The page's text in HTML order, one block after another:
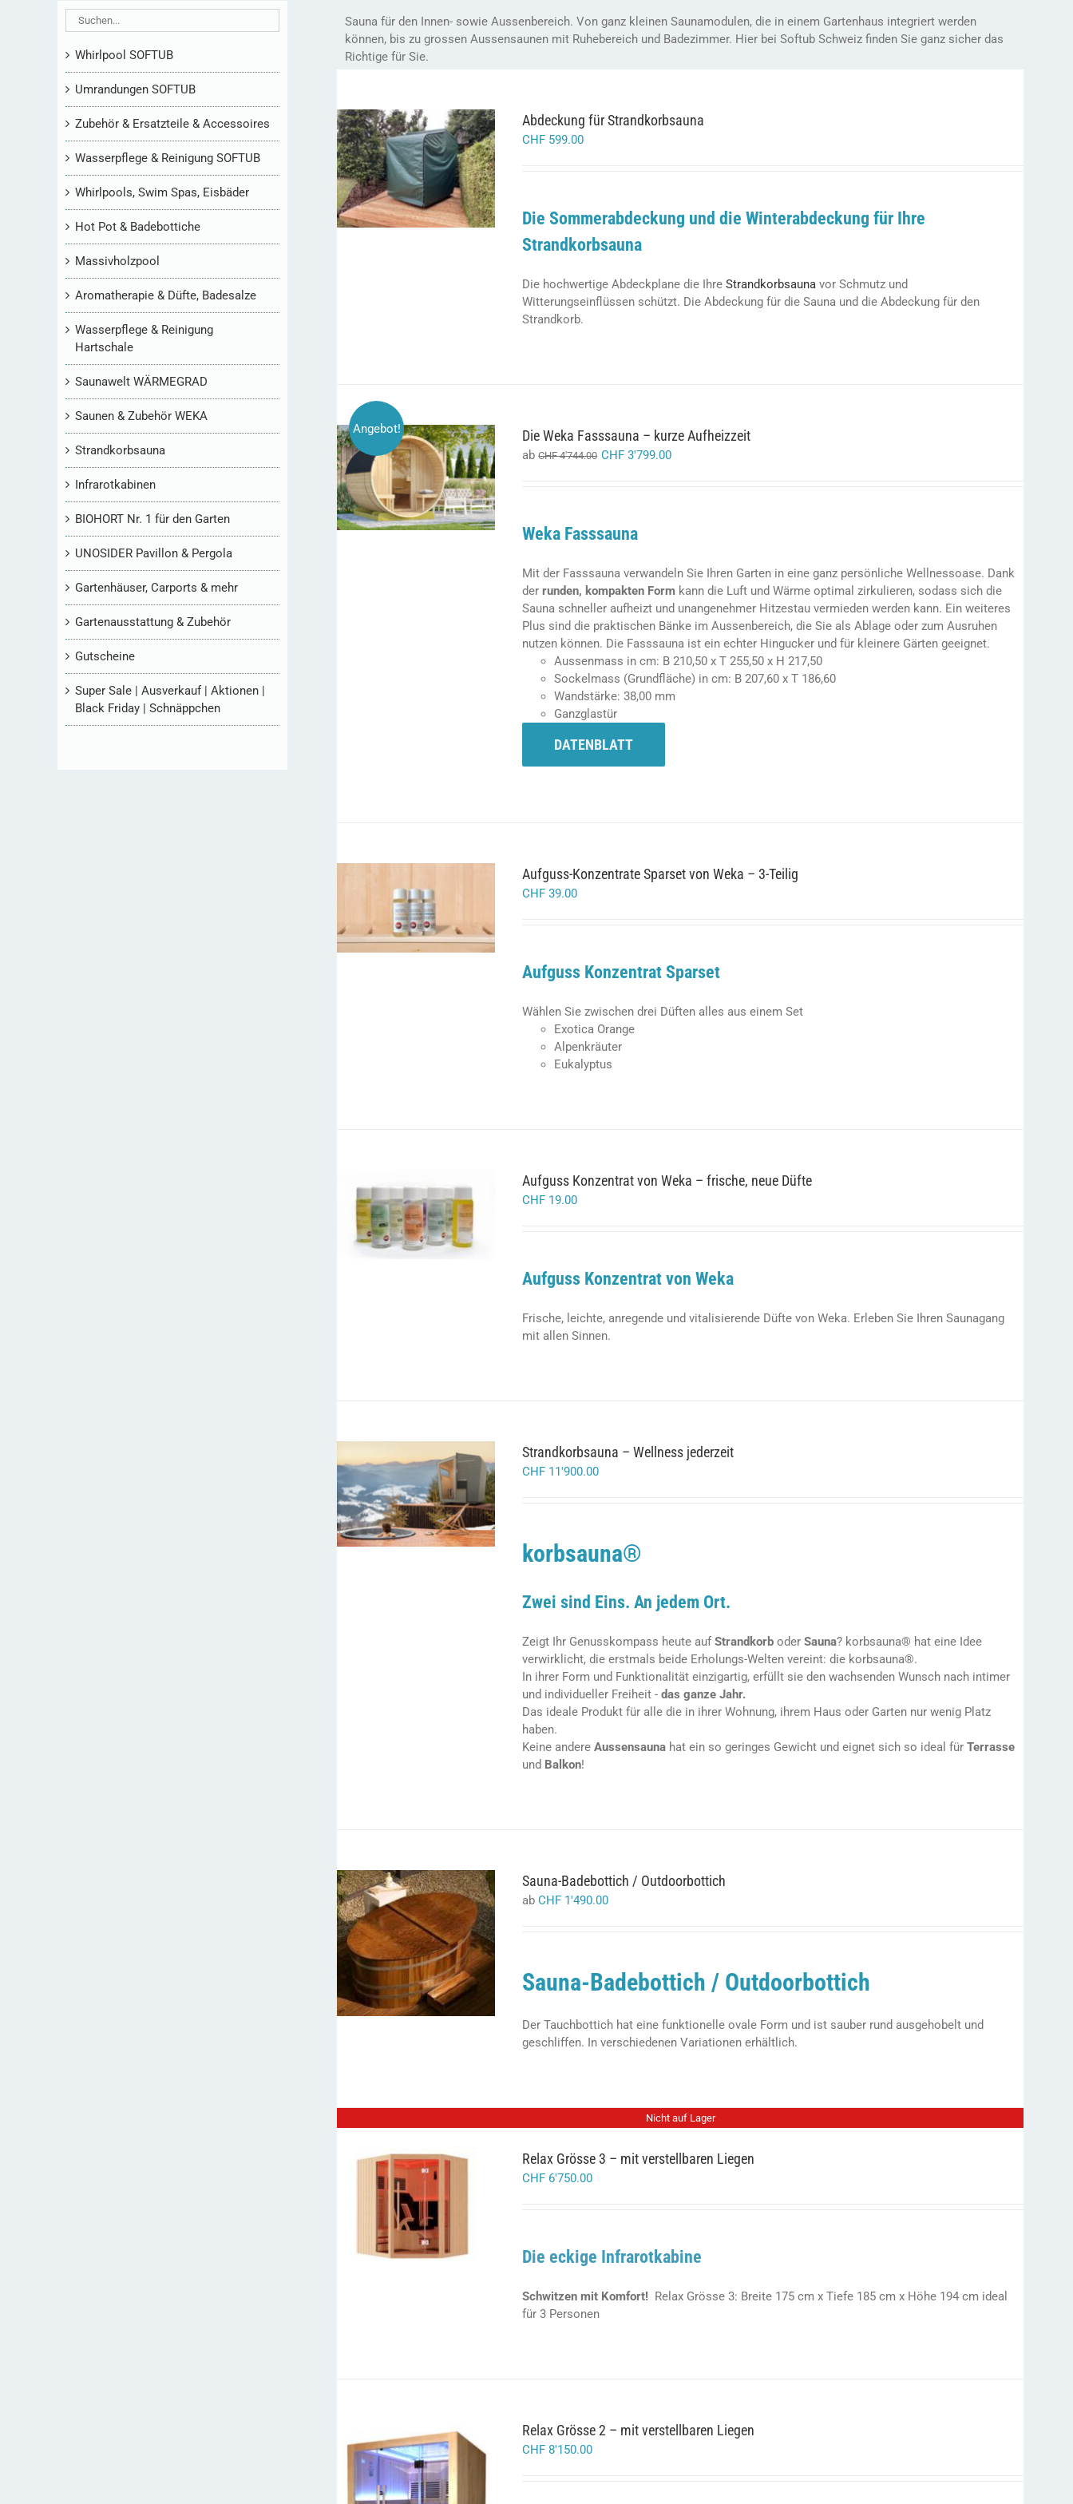
Sauna für den Innen- sowie Aussenbereich. Von ganz kleinen Saunamodulen, die in einem Gartenhaus integriert werden
können, bis zu grossen Aussensaunen mit Ruhebereich und Badezimmer. Hier bei Softub Schweiz finden Sie ganz sicher das
Richtige für Sie.
IN DEN WARENKORB /
DETAILS
Abdeckung für Strandkorbsauna
CHF 599.00
Die Sommerabdeckung und die Winterabdeckung für Ihre
Strandkorbsauna
Die hochwertige Abdeckplane die IhreStrandkorbsauna vor Schmutz und
Witterungseinflüssen schützt. Die Abdeckung für die Sauna und die Abdeckung für den
Strandkorb.
Angebot!
AUSFÜHRUNG WÄHLEN
DIESES
PRODUKT
WEIST
MEHRERE
/ DETAILS
Die Weka Fasssauna – kurze Aufheizzeit
abCHF4'744.00 CHF 3'799.00
Weka Fasssauna
Mit der Fasssauna verwandeln Sie Ihren Garten in eine ganz persönliche Wellnessoase. Dank
derrunden, kompakten Form kann die Luft und Wärme optimal zirkulieren, sodass sich die
Sauna schneller aufheizt und unangenehmer Hitzestau vermieden werden kann. Ein weiteres
Plus sind die praktischen Bänke im Aussenbereich, die Sie als Ablage oder zum Ausruhen
nutzen können. Die Fasssauna ist ein echter Hingucker und für kleinere Gärten geeignet.
Aussenmass in cm: B 210,50 x T 255,50 x H 217,50
Sockelmass (Grundfläche) in cm: B 207,60 x T 186,60
Wandstärke: 38,00 mm
Ganzglastür
DATENBLATT
IN DEN WARENKORB
DETAILS
Aufguss-Konzentrate Sparset von Weka – 3-Teilig
CHF 39.00
Aufguss Konzentrat Sparset
Wählen Sie zwischen drei Düften alles aus einem Set
Exotica Orange
Alpenkräuter
Eukalyptus
AUSFÜHRUNG WÄHLEN
DIESES
PRODUKT
WEIST
/ DETAILS
Aufguss Konzentrat von Weka – frische, neue Düfte
CHF 19.00
Aufguss Konzentrat von Weka
Frische, leichte, anregende und vitalisierende Düfte von Weka. Erleben Sie Ihren Saunagang
mit allen Sinnen.
IN DEN WARENKORB /
DETAILS
Strandkorbsauna – Wellness jederzeit
CHF 11'900.00
korbsauna®
Zwei sind Eins. An jedem Ort.
Zeigt Ihr Genusskompass heute aufStrandkorb oderSauna? korbsauna® hat eine Idee
verwirklicht,die erstmals beide Erholungs-Welten vereint: die korbsauna®.
In ihrer Form und Funktionalität einzigartig, erfüllt sie den wachsenden Wunsch nach intimer
und individueller Freiheit -das ganze Jahr.
Das ideale Produkt für alle die in ihrer Wohnung, ihrem Haus oder Garten nur wenig Platz
haben.
Keine andereAussensauna hat ein so geringes Gewicht und eignet sich so ideal fürTerrasse
und Balkon!
AUSFÜHRUNG WÄHLEN
DIESES
PRODUKT
WEIST
MEHRERE
VARIANTEN
PRODUKTSEITE
DETAILS
Sauna-Badebottich / Outdoorbottich
abCHF 1'490.00
Sauna-Badebottich / Outdoorbottich
Der Tauchbottich hat eine funktionelle ovale Form und ist sauber rund ausgehobelt und
geschliffen. In verschiedenen Variationen erhältlich.
Nicht auf Lager
DETAILS
Relax Grösse 3 – mit verstellbaren Liegen
CHF 6'750.00
Die eckige Infrarotkabine
Schwitzen mit Komfort! Relax Grösse 3: Breite 175 cm x Tiefe 185 cm x Höhe 194 cm ideal
für 3 Personen
Relax Grösse 2 – mit verstellbaren Liegen
CHF 8'150.00
Whirlpool SOFTUB
Umrandungen SOFTUB
Zubehör & Ersatzteile & Accessoires
Wasserpflege & Reinigung SOFTUB
Whirlpools, Swim Spas, Eisbäder
Hot Pot & Badebottiche
Massivholzpool
Aromatherapie & Düfte, Badesalze
Wasserpflege & Reinigung
Hartschale
Saunawelt WÄRMEGRAD
Saunen & Zubehör WEKA
Strandkorbsauna
Infrarotkabinen
BIOHORT Nr. 1 für den Garten
UNOSIDER Pavillon & Pergola
Gartenhäuser, Carports & mehr
Gartenausstattung & Zubehör
Gutscheine
Super Sale | Ausverkauf | Aktionen |
Black Friday | Schnäppchen